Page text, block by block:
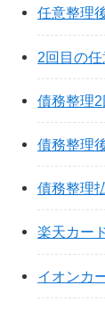
任意整理
2回目の
債務整理
債務整理
債務整理
楽天カー
イオンカ